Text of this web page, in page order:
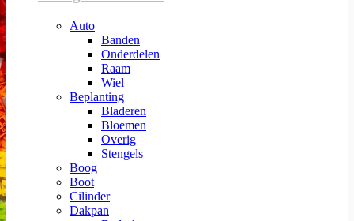
Auto
Banden
Onderdelen
Raam
Wiel
Beplanting
Bladeren
Bloemen
Overig
Stengels
Boog
Boot
Cilinder
Dakpan